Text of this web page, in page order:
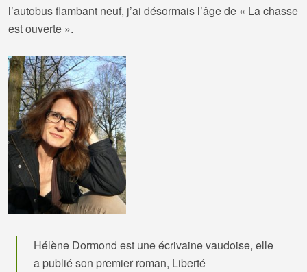
l’autobus flambant neuf, j’ai désormais l’âge de « La chasse
est ouverte ».
Hélène Dormond est une écrivaine vaudoise, elle
a publié son premier roman, Liberté